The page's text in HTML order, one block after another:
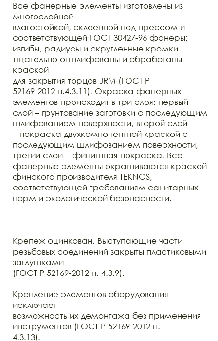
Все фанерные элементы изготовлены из
многослойной
влагостойкой, склеенной под прессом и
соответствующей ГОСТ 30427-96 фанеры;
изгибы, радиусы и скругленные кромки
тщательно отшлифованы и обработаны
краской
для закрытия торцов JRM (ГОСТ Р
52169-2012 п.4.3.11). Окраска фанерных
элементов происходит в три слоя: первый
слой – грунтование заготовки с последующим
шлифованием поверхности, второй слой
– покраска двухкомпонентной краской с
последующим шлифованием поверхности,
третий слой – финишная покраска. Все
фанерные элементы окрашиваются краской
финского производителя TEKNOS,
соответствующей требованиям санитарных
норм и экологической безопасности.
Крепеж оцинкован. Выступающие части
резьбовых соединений закрыты пластиковыми
заглушками
(ГОСТ Р 52169-2012 п. 4.3.9).
Крепление элементов оборудования
исключает
возможность их демонтажа без применения
инструментов (ГОСТ Р 52169-2012 п.
4.3.13).